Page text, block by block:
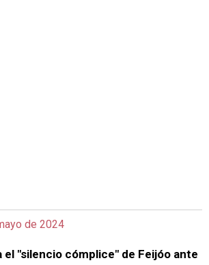
de 2024
"silencio cómplice" de Feijóo ante